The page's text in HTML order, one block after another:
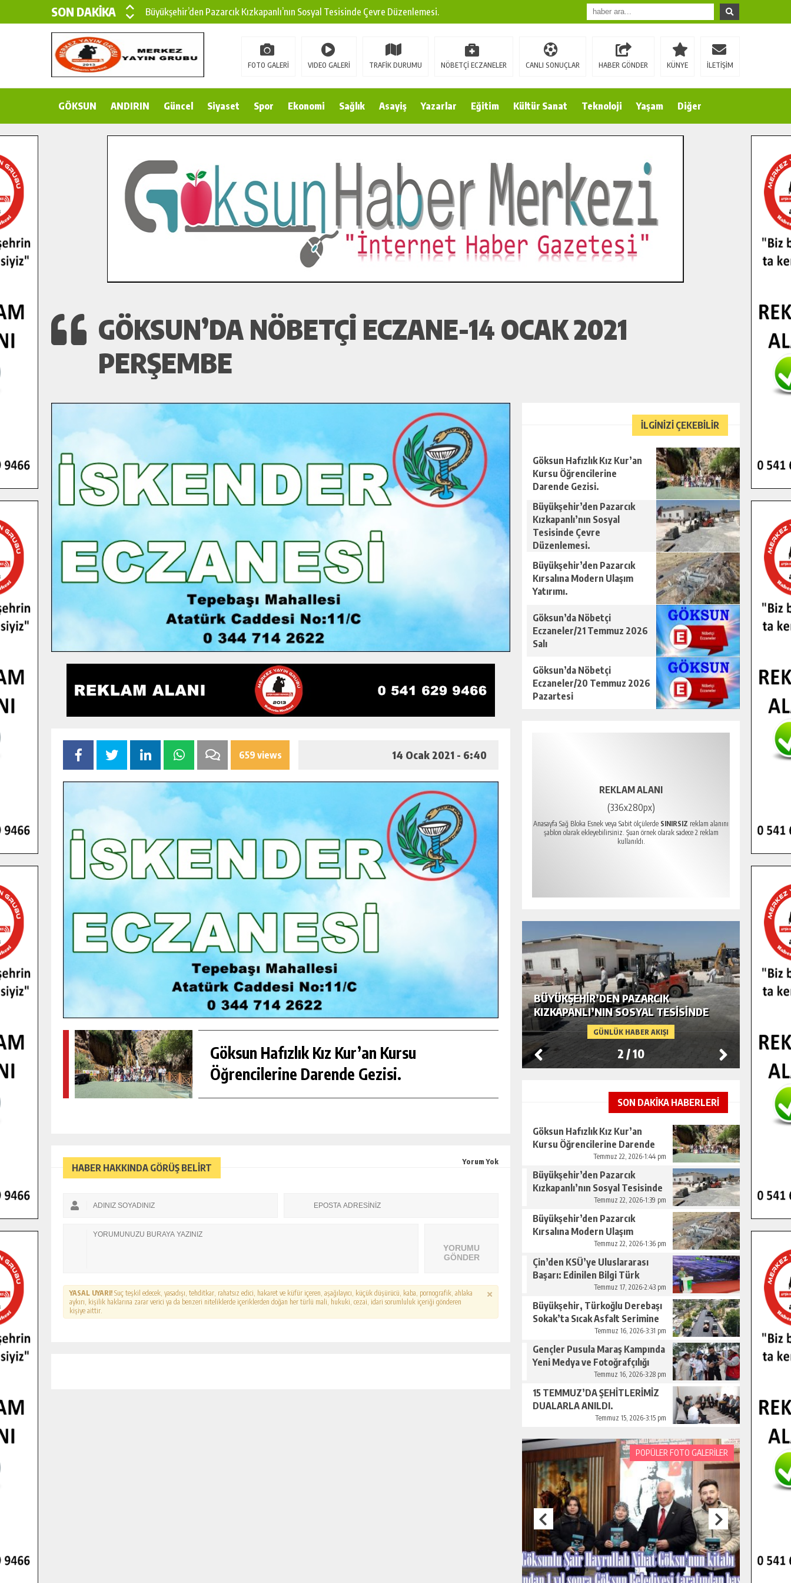
SON DAKİKA
Büyükşehir’den Pazarcık Kızkapanlı’nın Sosyal Tesisinde Çevre Düzenlemesi.
Büyükşehir’den Pazarcık Kırsalına Modern Ulaşım Yatırımı.
Çin’den KSÜ’ye Uluslararası Başarı: Edinilen Bilgi Türk Tarımına Katkı Sağlayacak.
Gençler Pusula Maraş Kampında Yeni Medya ve Fotoğrafçılığı Keşfetti.
İlçe Jandarma Komutanı Karakaya’dan Başkan Cüce’ye Veda Ziyareti.
Bertiz’in Yeni Köprüsünde Sona Doğru.
FOTO GALERİ VIDEO GALERİ TRAFİK DURUMU NÖBETÇİ ECZANELER CANLI SONUÇLAR HABER GÖNDER KÜNYE İLETİŞİM
GÖKSUN ANDIRIN Güncel Siyaset Spor Ekonomi Sağlık Asayiş Yazarlar Eğitim Kültür Sanat Teknoloji Yaşam Diğer
GÖKSUN’DA NÖBETÇI ECZANE-14 OCAK 2021
PERŞEMBE
659 views 14 Ocak 2021 - 6:40
Göksun Hafızlık Kız Kur’an Kursu
Öğrencilerine Darende Gezisi.
HABER HAKKINDA GÖRÜŞ BELİRT
Yorum Yok
YORUMU
GÖNDER
YASAL UYARI! Suç teşkil edecek, yasadışı, tehditkar, rahatsız edici, hakaret ve küfür içeren, aşağılayıcı, küçük düşürücü, kaba, pornografik, ahlaka
aykırı, kişilik haklarına zarar verici ya da benzeri niteliklerde içeriklerden doğan her türlü mali, hukuki, cezai, idari sorumluluk içeriği gönderen
kişiye aittir.
İLGİNİZİ ÇEKEBİLİR
Göksun Hafızlık Kız Kur’an
Kursu Öğrencilerine
Darende Gezisi.
Büyükşehir’den Pazarcık
Kızkapanlı’nın Sosyal
Tesisinde Çevre
Düzenlemesi.
Büyükşehir’den Pazarcık
Kırsalına Modern Ulaşım
Yatırımı.
Göksun’da Nöbetçi
Eczaneler/21 Temmuz 2026
Salı
Göksun’da Nöbetçi
Eczaneler/20 Temmuz 2026
Pazartesi
REKLAM ALANI
(336x280px)
Anasayfa Sağ Bloka Esnek veya Sabit ölçülerde SINIRSIZ reklam alanını
şablon olarak ekleyebilirsiniz. Şuan örnek olarak sadece 2 reklam
kullanıldı.
GÜNLÜK HABER AKIŞI
GENÇLER PUSULA MARAŞ KAMPINDA
YENI MEDYA VE FOTOĞRAFÇILIĞI
GÜNLÜK HABER AKIŞI
GÖKSUN HAFIZLIK KIZ KUR’AN KURSU
ÖĞRENCILERINE DARENDE GEZISI.
GÜNLÜK HABER AKIŞI
BÜYÜKŞEHIR’DEN PAZARCIK
KIZKAPANLI’NIN SOSYAL TESISINDE
ÇEVRE DÜZENLEMESI.
2 /10
SON DAKİKA HABERLERİ
Göksun Hafızlık Kız Kur’an
Kursu Öğrencilerine Darende
Temmuz 22, 2026-1:44 pm
Büyükşehir’den Pazarcık
Kızkapanlı’nın Sosyal Tesisinde
Çevre Düzenlemesi.Temmuz 22, 2026-1:39 pm
Büyükşehir’den Pazarcık
Kırsalına Modern Ulaşım
Temmuz 22, 2026-1:36 pm
Çin’den KSÜ’ye Uluslararası
Başarı: Edinilen Bilgi Türk
Tarımına Katkı Sağlayacak.
Temmuz 17, 2026-2:43 pm
Büyükşehir, Türkoğlu Derebaşı
Sokak’ta Sıcak Asfalt Serimine
Temmuz 16, 2026-3:31 pm
Gençler Pusula Maraş Kampında
Yeni Medya ve Fotoğrafçılığı
Temmuz 16, 2026-3:28 pm
15 TEMMUZ’DA ŞEHİTLERİMİZ
DUALARLA ANILDI.
Temmuz 15, 2026-3:15 pm
POPÜLER FOTO GALERİLER